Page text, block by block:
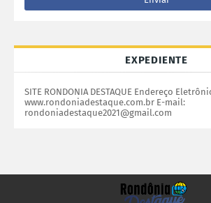
EXPEDIENTE
SITE RONDONIA DESTAQUE Endereço
www.rondoniadestaque.com.br E-mail:
rondoniadestaque2021@gmail.com